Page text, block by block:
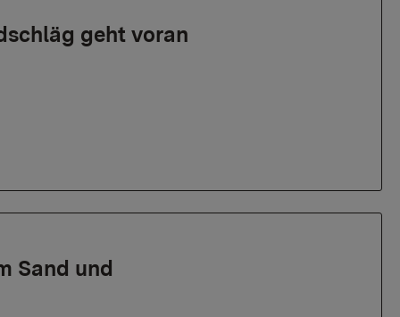
geht voran
Sand und